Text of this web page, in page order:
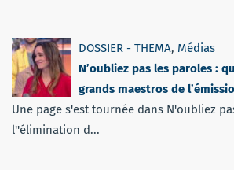
DOSSIER - THEMA, Médias
N’oubliez pas les paroles :
grands maestros de
Une page s'est tournée dans N'oubliez
l''élimination d...